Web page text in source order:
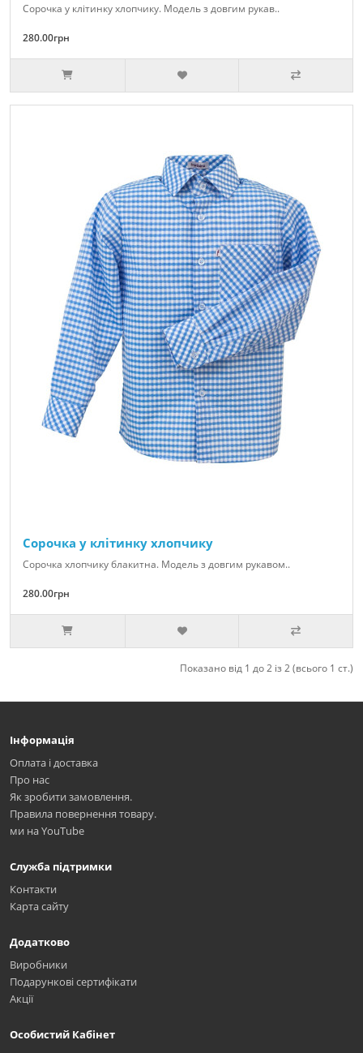
Сорочка у клітинку хлопчику. Модель з довгим рукав..
280.00грн
Сорочка у клітинку хлопчику
Сорочка хлопчику блакитна. Модель з довгим рукавом..
280.00грн
Показано від 1 до 2 із 2 (всього 1 ст.)
Інформація
Оплата і доставка
Про нас
Як зробити замовлення.
Правила повернення товару.
ми на YouTube
Служба підтримки
Контакти
Карта сайту
Додатково
Виробники
Подарункові сертифікати
Акції
Особистий Кабінет